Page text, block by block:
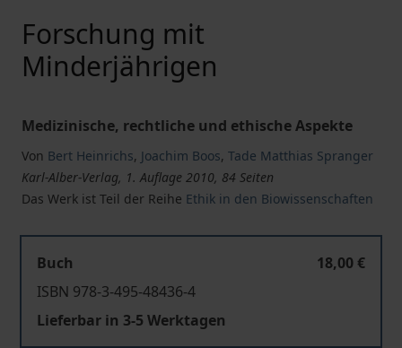
Forschung mit
Minderjährigen
Medizinische, rechtliche und ethische Aspekte
Von Bert Heinrichs, Joachim Boos, Tade Matthias Spranger
Karl-Alber-Verlag, 1. Auflage 2010, 84 Seiten
Das Werk ist Teil der Reihe Ethik in den Biowissenschaften
Buch
18,00 €
ISBN 978-3-495-48436-4
Lieferbar in 3-5 Werktagen